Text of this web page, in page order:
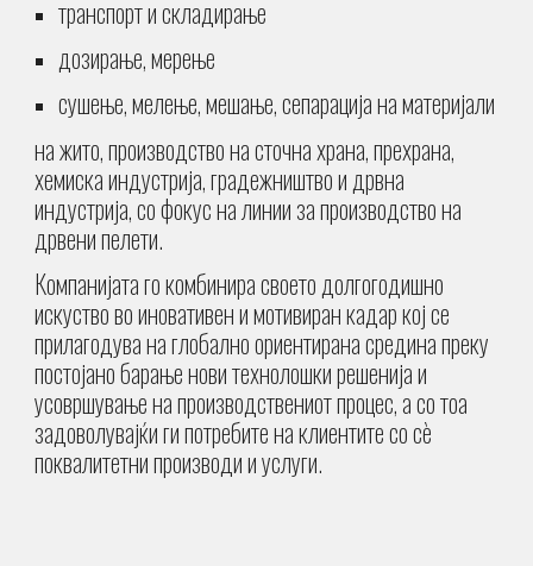
транспортискладирање
дозирање, мерење
сушење, мелење, мешање, сепарација на материјали
нажито, производство на сточна храна, прехрана,
хемиска индустрија, градежништво и дрвна
индустрија, со фокус на линии за производство на
дрвени пелети.
Компанијата го комбинира своето долгогодишно
искуство во иновативен и мотивиран кадар кој се
прилагодува на глобално ориентирана средина преку
постојано барање нови технолошки решенија и
усовршување на производствениот процес, а со тоа
задоволувајќи ги потребите на клиентите со сè
поквалитетни производи и услуги.